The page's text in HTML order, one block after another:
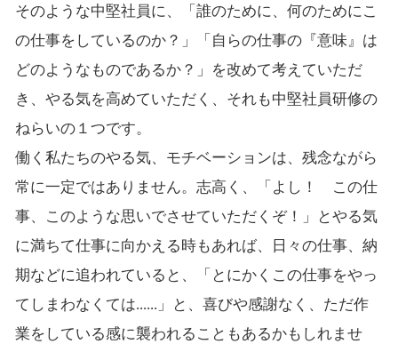
そのような中堅社員に、「誰のために、何のためにこ
の仕事をしているのか？」「自らの仕事の『意味』は
どのようなものであるか？」を改めて考えていただ
き、やる気を高めていただく、それも中堅社員研修の
ねらいの１つです。
働く私たちのやる気、モチベーションは、残念ながら
常に一定ではありません。志高く、「よし！ この仕
事、このような思いでさせていただくぞ！」とやる気
に満ちて仕事に向かえる時もあれば、日々の仕事、納
期などに追われていると、「とにかくこの仕事をやっ
てしまわなくては......」と、喜びや感謝なく、ただ作
業をしている感に襲われることもあるかもしれませ